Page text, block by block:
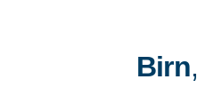
Birn